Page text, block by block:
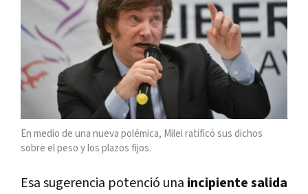
En medio de una nueva polémica, Milei ratificó sus dichos
sobre el peso y los plazos fijos.
Esa sugerencia potenció una incipiente salida